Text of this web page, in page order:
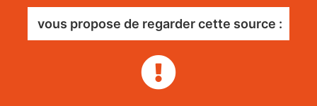
vous propose de regarder cette source :